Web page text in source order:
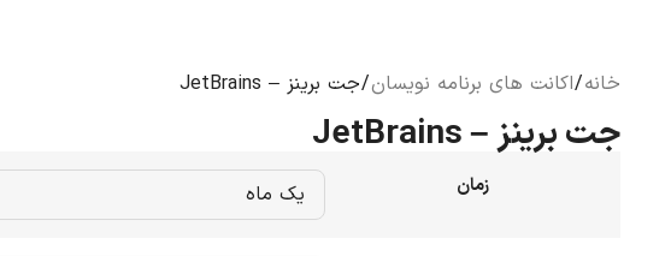
خانه/اکانت های برنامه نویسان/ جت برینز – JetBrains
جت برینز – JetBrains
زمان